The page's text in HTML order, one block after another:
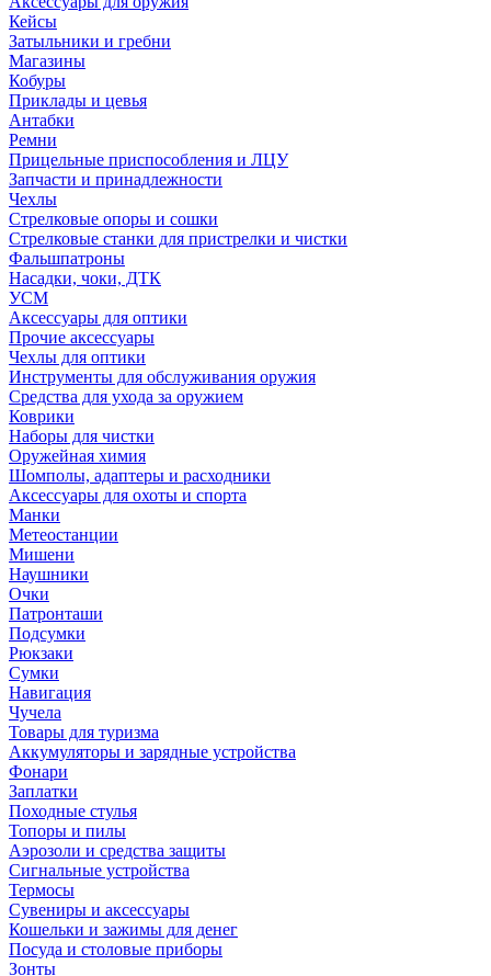
Кейсы
Затыльники и гребни
Магазины
Кобуры
Приклады и цевья
Антабки
Ремни
Прицельные приспособления и ЛЦУ
Запчасти и принадлежности
Чехлы
Стрелковые опоры и сошки
Стрелковые станки для пристрелки и чистки
Фальшпатроны
Насадки, чоки, ДТК
УСМ
Аксессуары для оптики
Прочие аксессуары
Чехлы для оптики
Инструменты для обслуживания оружия
Средства для ухода за оружием
Коврики
Наборы для чистки
Оружейная химия
Шомполы, адаптеры и расходники
Аксессуары для охоты и спорта
Манки
Метеостанции
Мишени
Наушники
Очки
Патронташи
Подсумки
Рюкзаки
Сумки
Навигация
Чучела
Товары для туризма
Аккумуляторы и зарядные устройства
Фонари
Заплатки
Походные стулья
Топоры и пилы
Аэрозоли и средства защиты
Сигнальные устройства
Термосы
Сувениры и аксессуары
Кошельки и зажимы для денег
Посуда и столовые приборы
Зонты